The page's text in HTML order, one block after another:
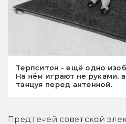
Терпситон - ещё одно
На нём играют не руками,
танцуя перед антенной.
Предтечей советской